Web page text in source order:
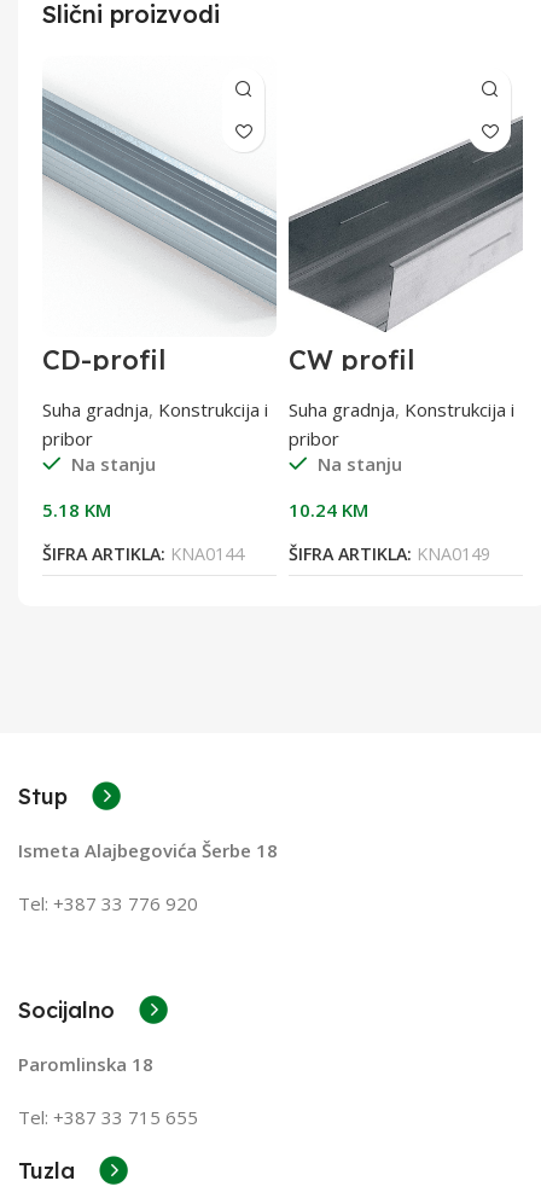
Slični proizvodi
CD-profil
60x27x0,6 od 3 m
0,6 mm
Suha gradnja, Konstrukcija i
pribor
Na stanju
5.18 KM
ŠIFRA ARTIKLA: KNA0144
CW profil
100/3500 0,6 mm
Suha gradnja, Konstrukcija i
pribor
Na stanju
10.24 KM
ŠIFRA ARTIKLA: KNA0149
Stup
Ismeta Alajbegovića Šerbe 18
Tel: +387 33 776 920
Socijalno
Paromlinska 18
Tel: +387 33 715 655
Tuzla